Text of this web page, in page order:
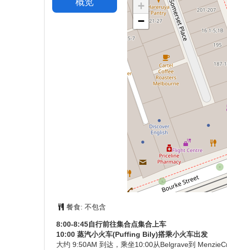
概览
+
−
餐食: 不包含
8:00-8:45自行前往集合点集合上车
10:00 蒸汽小火车(Puffing Bily)搭乘小火车出发
大约 9:50AM 到达，乘坐10:00从Belgrave到